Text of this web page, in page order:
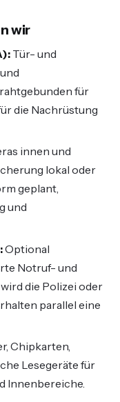
wir
Tür- und
für
die Nachrüstung
innen und
lokal oder
geplant,
und
Optional
Notruf- und
die Polizei oder
parallel eine
Chipkarten,
Lesegeräte für
Innenbereiche.